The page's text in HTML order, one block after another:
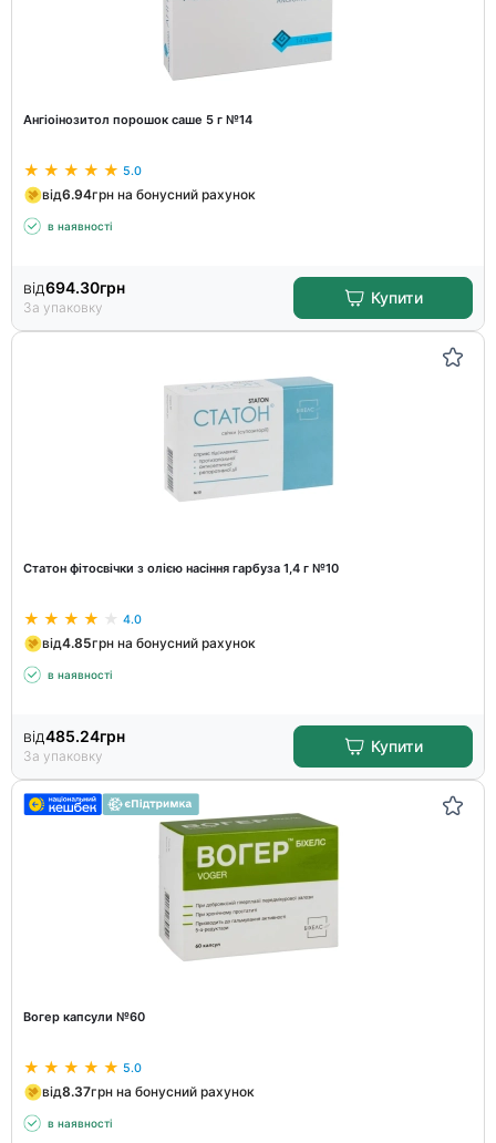
Ангіоінозитол порошок саше 5 г №14
5.0
від6.94грн на бонусний рахунок
в наявності
від694.30грн
За упаковку
Купити
Статон фітосвічки з олією насіння гарбуза 1,4 г №10
4.0
від4.85грн на бонусний рахунок
в наявності
від485.24грн
За упаковку
Купити
Вогер капсули №60
5.0
від8.37грн на бонусний рахунок
в наявності